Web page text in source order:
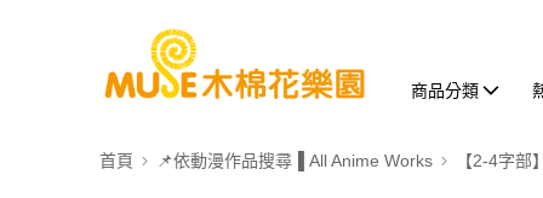
商品分類
首頁 📌依動漫作品搜尋▐ All Anime Works 【2-4字部